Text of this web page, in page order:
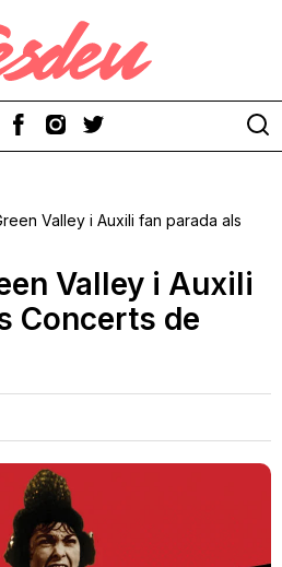
Discos
Teatre
Valley i Auxili fan parada als
Valley i Auxili
Concerts de